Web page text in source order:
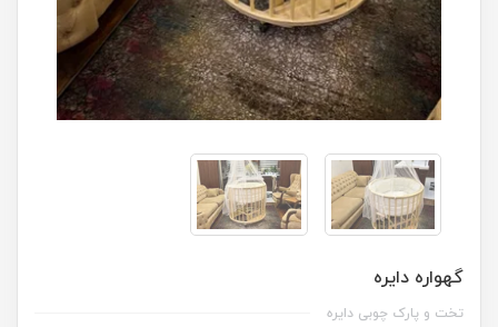
گهواره دایره
تخت و پارک چوبی دایره